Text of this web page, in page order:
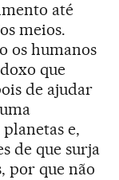
até
meios.
os humanos
que
de ajudar
e,
de que surja
por que não